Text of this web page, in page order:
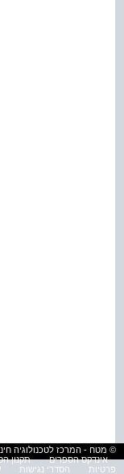
© מטח - המרכז לטכנולוגיה
אינדקס הספרים
תקנון
פרטיות
הסדרי נגישות